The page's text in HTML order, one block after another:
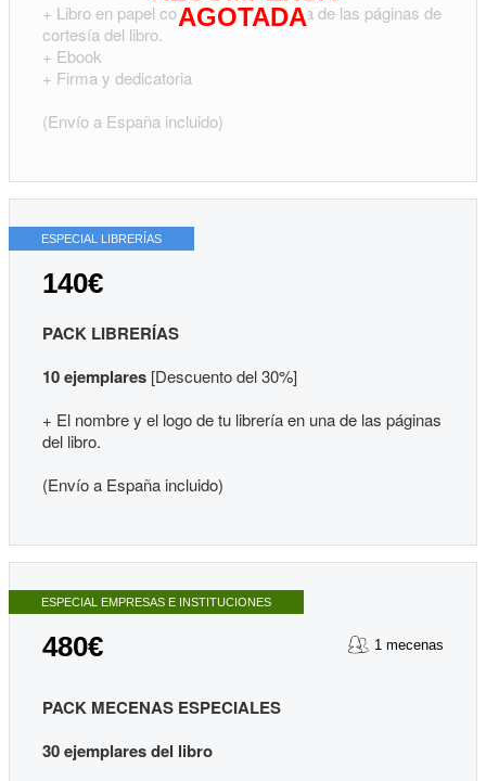
+ Libro en papel con tu nombre en una de las páginas de
cortesía del libro.
+ Ebook
+ Firma y dedicatoria
(Envío a España incluido)
AGOTADA
ESPECIAL LIBRERÍAS
140€
PACK LIBRERÍAS
10 ejemplares [Descuento del 30%]
+ El nombre y el logo de tu librería en una de las páginas
del libro.
(Envío a España incluido)
ESPECIAL EMPRESAS E INSTITUCIONES
480€ 1 mecenas
PACK MECENAS ESPECIALES
30 ejemplares del libro